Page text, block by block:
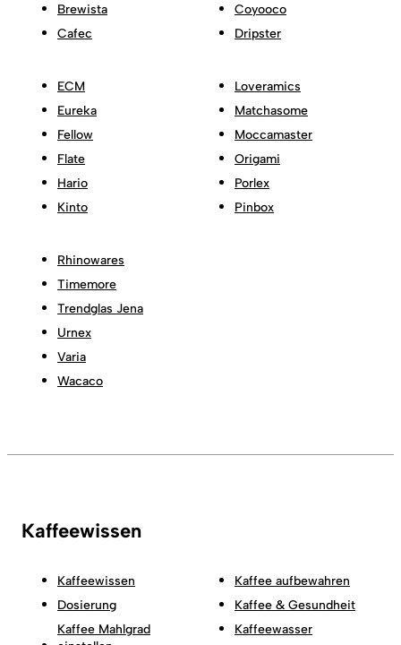
Brewista
Cafec
Coyooco
Dripster
ECM
Eureka
Fellow
Flate
Hario
Kinto
Loveramics
Matchasome
Moccamaster
Origami
Porlex
Pinbox
Rhinowares
Timemore
Trendglas Jena
Urnex
Varia
Wacaco
Kaffeewissen
Kaffeewissen
Dosierung
Kaffee Mahlgrad
Kaffee aufbewahren
Kaffee & Gesundheit
Kaffeewasser